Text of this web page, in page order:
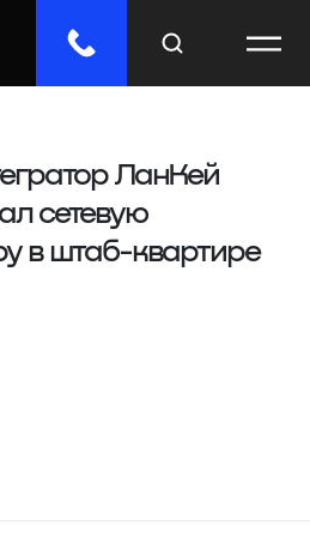
ЛанКей
сетевую
в штаб-квартире